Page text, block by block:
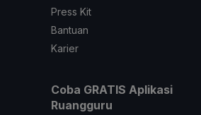
Press Kit
Bantuan
Karier
Coba GRATIS Aplikasi
Ruangguru